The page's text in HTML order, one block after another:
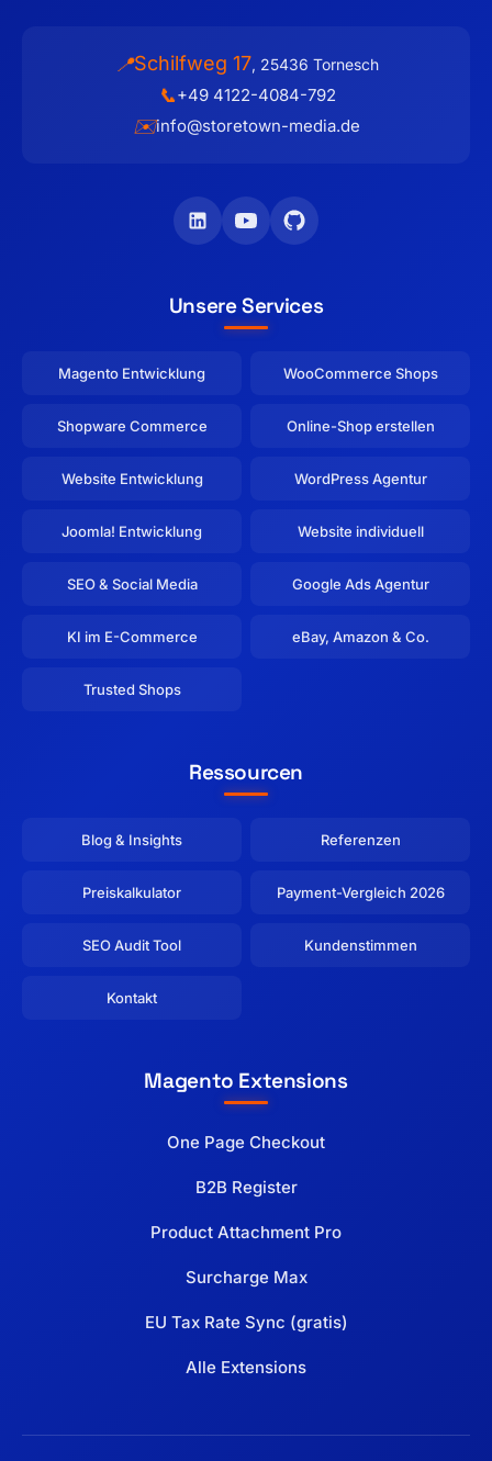
📍Schilfweg 17, 25436 Tornesch
📞+49 4122-4084-792
✉️info@storetown-media.de
Unsere Services
Magento Entwicklung WooCommerce Shops
Shopware Commerce Online-Shop erstellen
Website Entwicklung WordPress Agentur
Joomla! Entwicklung Website individuell
SEO & Social Media Google Ads Agentur
KI im E-Commerce eBay, Amazon & Co.
Trusted Shops
Ressourcen
Blog & Insights Referenzen
Preiskalkulator Payment-Vergleich 2026
SEO Audit Tool Kundenstimmen
Kontakt
Magento Extensions
One Page Checkout
B2B Register
Product Attachment Pro
Surcharge Max
EU Tax Rate Sync (gratis)
Alle Extensions